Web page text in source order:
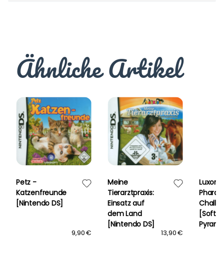
Ähnliche Artikel
Petz -
Katzenfreunde
[Nintendo DS]
9,90 €
Meine
Tierarztpraxis:
Einsatz auf
dem Land
[Nintendo DS]
13,90 €
Luxor: